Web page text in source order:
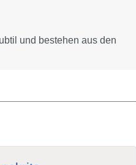
und bestehen aus den